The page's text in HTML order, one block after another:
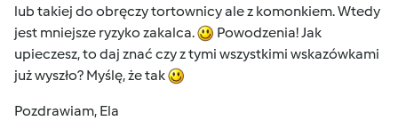
lub takiej do obręczy tortownicy ale z komonkiem. Wtedy
jest mniejsze ryzyko zakalca.
Powodzenia! Jak
upieczesz, to daj znać czy z tymi wszystkimi wskazówkami
już wyszło? Myślę, że tak
Pozdrawiam, Ela